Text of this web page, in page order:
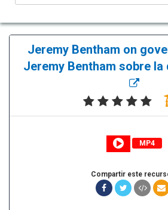
Jeremy Bentham on
Jeremy Bentham sobre la
MP4
Compartir este